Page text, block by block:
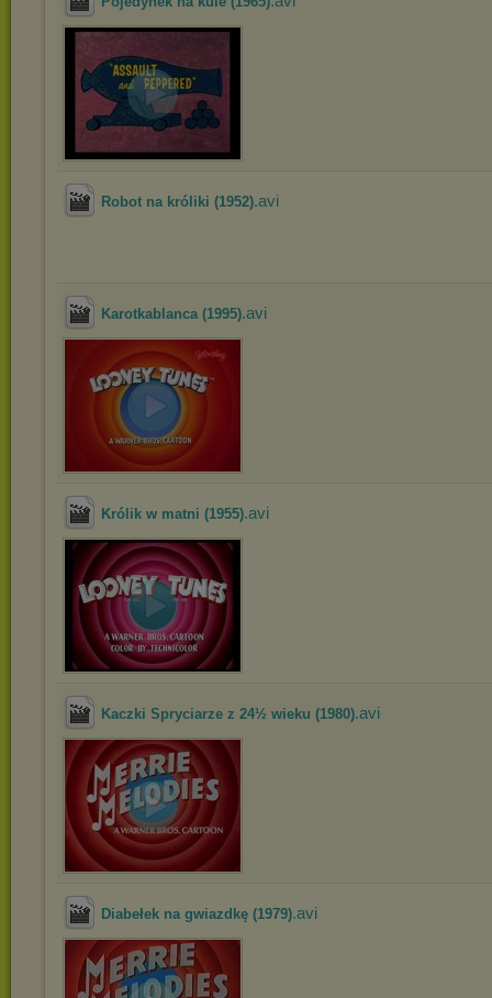
Robot na króliki (1952).avi
Karotkablanca (1995).avi
Królik w matni (1955).avi
Kaczki Spryciarze z 24½ wieku (1980).avi
Diabełek na gwiazdkę (1979).avi